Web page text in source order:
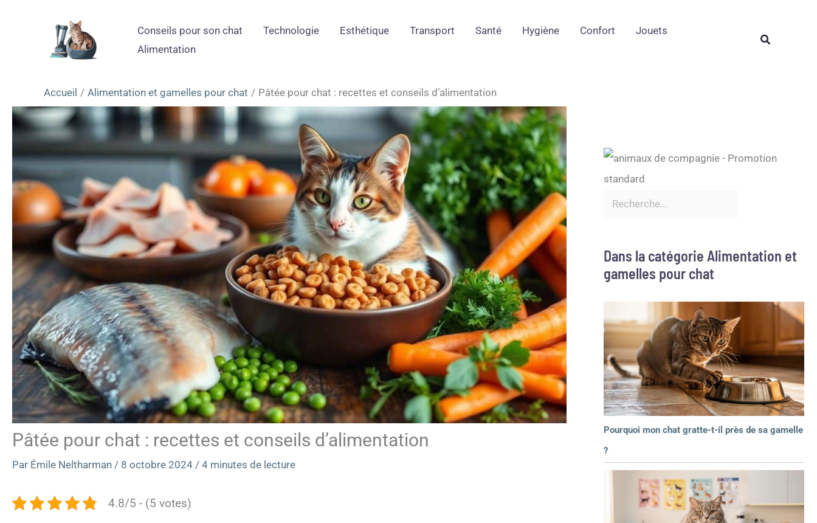
Conseils pour son chat Technologie Esthétique Transport Santé Hygiène Confort
Jouets
Alimentation
Rechercher
Accueil Alimentation et gamelles pour chat Pâtée pour chat : recettes et conseils d’alimentation
Pâtée pour chat : recettes et conseils d’alimentation
Par Émile Neltharman / 8 octobre 2024 / 4 minutes de lecture
4.8/5 - (5 votes)
Dans la catégorie Alimentation et
gamelles pour chat
Pourquoi mon chat gratte-t-il près de sa gamelle
?